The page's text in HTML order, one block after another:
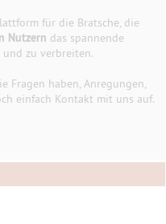
für die Bratsche, die
Nutzern das spannende
zu verbreiten.
Fragen haben, Anregungen,
einfach Kontakt mit uns auf.